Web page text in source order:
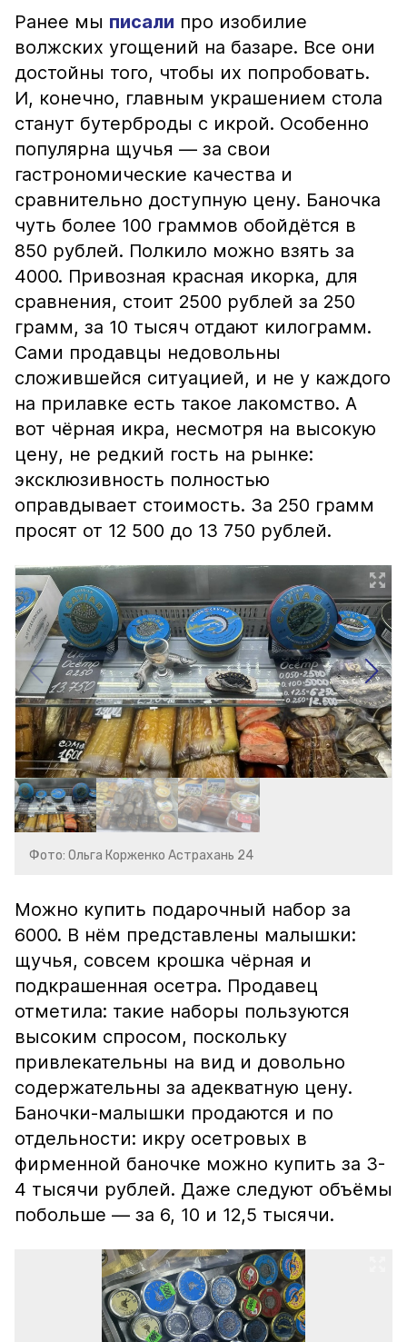
Ранее мы писали про изобилие
волжских угощений на базаре. Все они
достойны того, чтобы их попробовать.
И, конечно, главным украшением стола
станут бутерброды с икрой. Особенно
популярна щучья — за свои
гастрономические качества и
сравнительно доступную цену. Баночка
чуть более 100 граммов обойдётся в
850 рублей. Полкило можно взять за
4000. Привозная красная икорка, для
сравнения, стоит 2500 рублей за 250
грамм, за 10 тысяч отдают килограмм.
Сами продавцы недовольны
сложившейся ситуацией, и не у каждого
на прилавке есть такое лакомство. А
вот чёрная икра, несмотря на высокую
цену, не редкий гость на рынке:
эксклюзивность полностью
оправдывает стоимость. За 250 грамм
просят от 12 500 до 13 750 рублей.
Фото: Ольга Корженко Астрахань 24
Можно купить подарочный набор за
6000. В нём представлены малышки:
щучья, совсем крошка чёрная и
подкрашенная осетра. Продавец
отметила: такие наборы пользуются
высоким спросом, поскольку
привлекательны на вид и довольно
содержательны за адекватную цену.
Баночки-малышки продаются и по
отдельности: икру осетровых в
фирменной баночке можно купить за 3-
4 тысячи рублей. Даже следуют объёмы
побольше — за 6, 10 и 12,5 тысячи.